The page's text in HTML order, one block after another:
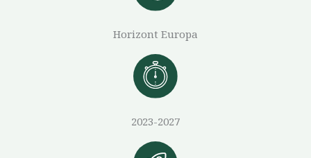
Horizont Europa
2023-2027